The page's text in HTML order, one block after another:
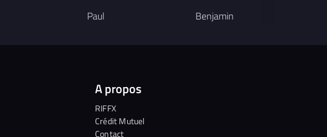
Paul Benjamin
A propos
RIFFX
Crédit Mutuel
Contact